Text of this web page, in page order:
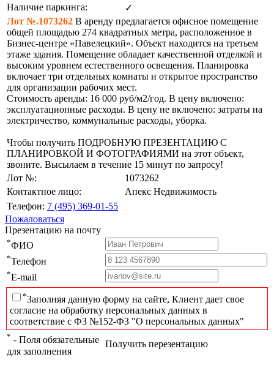
Наличие паркинга:
✓
Лот №.1073262 В аренду предлагается офисное помещение
общей площадью 274 квадратных метра, расположенное в
Бизнес-центре «Павелецкий». Объект находится на третьем
этаже здания. Помещение обладает качественной отделкой и
высоким уровнем естественного освещения. Планировка
включает три отдельных комнаты и открытое пространство
для организации рабочих мест.
Стоимость аренды: 16 000 руб/м2/год. В цену включено:
эксплуатационные расходы. В цену не включено: затраты на
электричество, коммунальные расходы, уборка.
Чтобы получить ПОДРОБНУЮ ПРЕЗЕНТАЦИЮ С
ПЛАНИРОВКОЙ И ФОТОГРАФИЯМИ на этот объект,
звоните. Высылаем в течение 15 минут по запросу!
Лот №:
1073262
Контактное лицо:
Апекс Недвижимость
Телефон: 7 (495) 369-01-55
Пожаловаться
Презентацию на почту
*ФИО
*Телефон
*E-mail
*Заполняя данную форму на сайте, Клиент дает свое
согласие на обработку персональных данных в
соответствие с ФЗ №152-ФЗ "О персональных данных"
* - Поля обязательные
для заполнения
Получить перезентацию